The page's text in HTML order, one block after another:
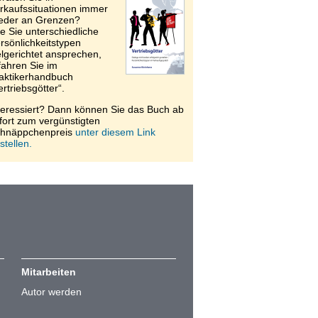
immer
an Grenzen?
Sie unterschiedliche
ansprechen,
Sie im
Dann können Sie das Buch ab
zum vergünstigten
unter diesem Link
Mitarbeiten
Autor werden